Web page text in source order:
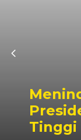
Tinggi